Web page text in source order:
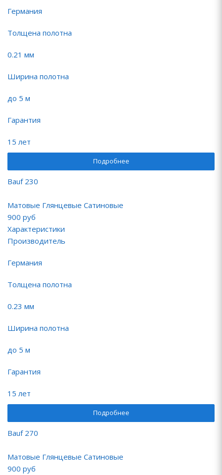
Германия
Толщена полотна
0.21 мм
Ширина полотна
до 5 м
Гарантия
15 лет
Подробнее
Bauf 230
Матовые Глянцевые Сатиновые
900 руб
Характеристики
Производитель
Германия
Толщена полотна
0.23 мм
Ширина полотна
до 5 м
Гарантия
15 лет
Подробнее
Bauf 270
Матовые Глянцевые Сатиновые
900 руб